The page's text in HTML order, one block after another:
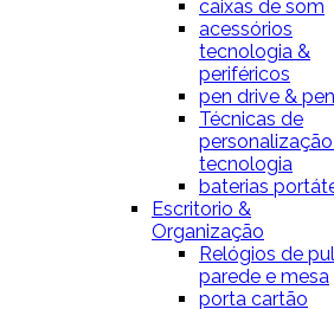
caixas de som
acessórios
tecnologia &
periféricos
pen drive &
Técnicas de
tecnologia
baterias
Escritorio &
Organização
Relógios de
parede e mesa
porta cartão